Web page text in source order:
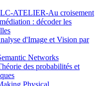
LC-ATELIER-Au croisement
: décoder les
d'Image et Vision par
Networks
des probabilités et